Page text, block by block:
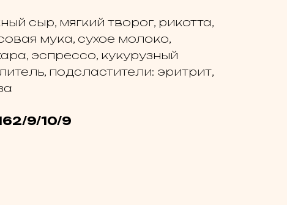
сыр, мягкий творог, рикотта,
мука, сухое молоко,
эспрессо, кукурузный
подсластители: эритрит,
9/10/9